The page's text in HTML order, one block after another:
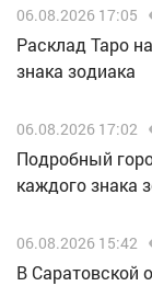
06.08.2026 17:05
Расклад Таро
знака зодиака
06.08.2026 17:02
Подробный
каждого знака
06.08.2026 15:42
В Саратовской